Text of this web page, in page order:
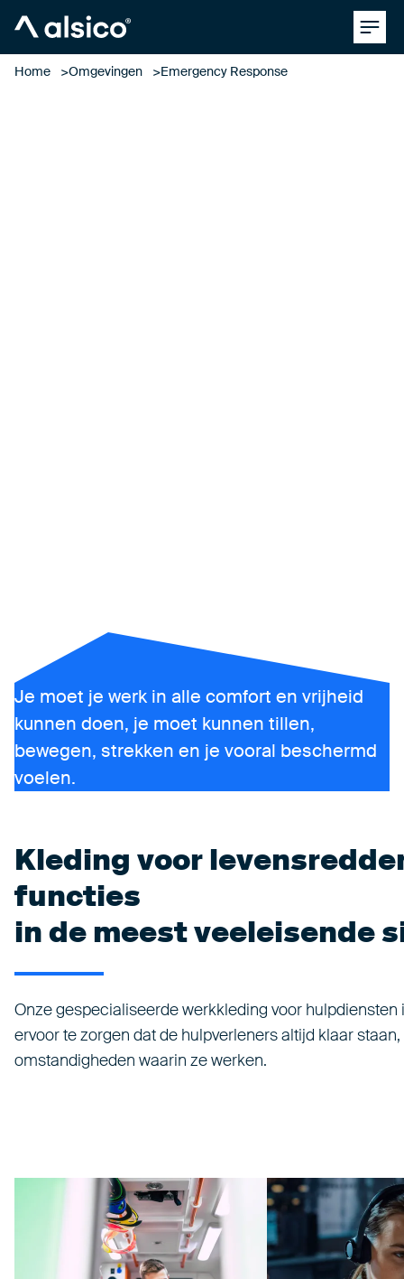
Home Omgevingen Emergency Response
Je moet je werk in alle comfort en vrijheid
kunnen doen, je moet kunnen tillen,
bewegen, strekken en je vooral beschermd
voelen.
Kleding voor
functies
in de meest veeleisende
Onze gespecialiseerde werkkleding voor hulpdiensten
ervoor te zorgen dat de hulpverleners altijd klaar
omstandigheden waarin ze werken.